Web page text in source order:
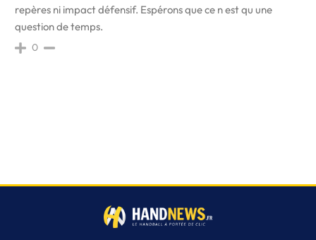
repères ni impact défensif. Espérons que ce n est qu une
question de temps.
0